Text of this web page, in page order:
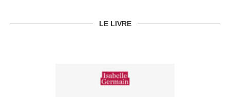
LE LIVRE